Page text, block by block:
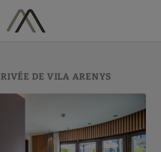
DE VILA ARENYS